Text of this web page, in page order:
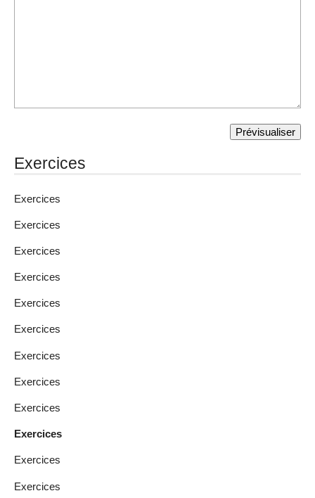
Exercices
Exercices
Exercices
Exercices
Exercices
Exercices
Exercices
Exercices
Exercices
Exercices
Exercices
Exercices
Exercices